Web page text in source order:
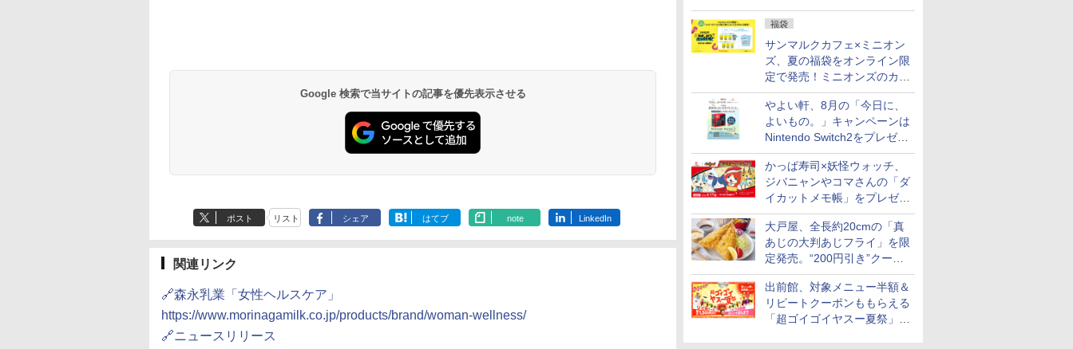
福袋
サンマルクカフェ×ミニオン
ズ、夏の福袋をオンライン限
定で発売！ミニオンズのカッ
プと2500円相当のチケット
付き
やよい軒、8月の「今日に、
よいもの。」キャンペーンは
Nintendo Switch2をプレゼン
ト
かっぱ寿司×妖怪ウォッチ、
ジバニャンやコマさんの「ダ
イカットメモ帳」をプレゼン
ト
大戸屋、全長約20cmの「真
あじの大判あじフライ」を限
定発売。“200円引き”クーポ
ンも配信
出前館、対象メニュー半額＆
リピートクーポンももらえる
「超ゴイゴイヤスー夏祭」を
インスタント カップ麺 用 夜食 カップラーメン
スタント アウトドアに
も ローリングストック
大人買い おやつカンパ
￥1,288
ドヌードル 高たんぱく
えめ 78g×12個
￥2,880
らーめん 108g×10袋 保
￥2,323
麺 78g×20個
カップヌードル カップ
マルちゃん マルちゃん
ZUBAAAN! 横浜家系
醤油豚骨 3食パック
130g×3食
￥341
日清麺職人 醤油 [丸大
豆醤油使用 豊かな旨味
とコク] 日清食品 カッ
プ麺 87g ×12個
￥1,552
し 二人暮らし フラット調理 ブラック RE-
コンパクト 一人暮らし
二人暮らし らくチン!
（絶対湿度）センサー
ノンフライ調理 トース
ト スチームあたため ワ
￥29,478
15L 一人暮らし 二人暮
ットテーブル トースト
機能 自動メニュー33種
簡単お手入れ ブラック
YRZ-WF150TV(B)
￥26,130
窯ドーム ER-D80A(K)
理 フラットテーブル
電子レンジ 赤外線セン
サー ノンフライ調理
簡単お手入れ 小型 新
生活 一人暮らし 二人
￥34,546
XJ1-B ブラック 30L 2
パナソニック オーブン
細・64眼スピードセン
サー 時短料理 スマホ連
携 ブラック NE-
￥116,700
日立 過熱水蒸気 オーブ
ンレンジ ヘルシーシェ
フ 31L MRO-S8C W ホ
ワイト 重量センサー
250℃1段式ワイドオー
ブン
￥39,837
コンフィー(COMFEE')
スチームオーブンレン
ジ 25L フラットテーブ
ル 発酵・トースト機能
オートメニュー23種 オ
ーブン～250℃ レンジ
~1000W高出力 全国対
応 ヘルツフリー カップ
スチーム調理 予熱対応
自動脱臭 消音モード
【2年メーカー保証】
ブラック CF-EA261-
￥19,780
Google 検索で当サイトの記事を優先表示させる
ポスト リスト シェア はてブ note LinkedIn
関連リンク
🔗森永乳業「女性ヘルスケア」
https://www.morinagamilk.co.jp/products/brand/woman-wellness/
🔗ニュースリリース